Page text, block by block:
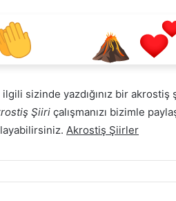
sizinde yazdığınız bir akrostiş
Şiiri çalışmanızı bizimle
Akrostiş Şiirler